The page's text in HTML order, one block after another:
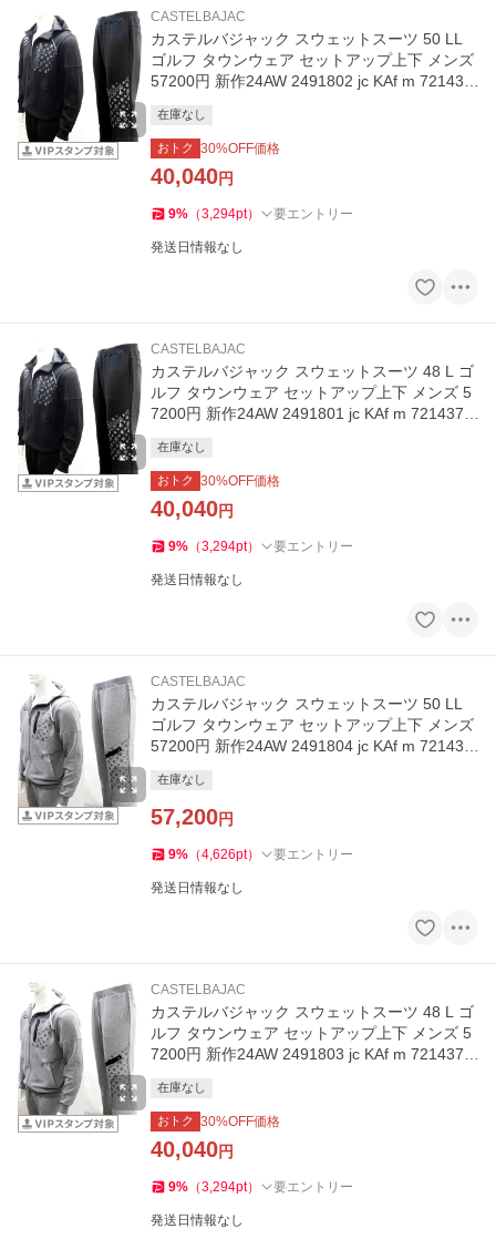
CASTELBAJAC
カステルバジャック スウェットスーツ 50 LL
ゴルフ タウンウェア セットアップ上下 メンズ
57200円 新作24AW 2491802 jc KAf m 721437
在庫なし
おトク 30%OFF価格
40,040円
9% （3,294pt） 要エントリー
発送日情報なし
CASTELBAJAC
カステルバジャック スウェットスーツ 48 L ゴ
ルフ タウンウェア セットアップ上下 メンズ 5
7200円 新作24AW 2491801 jc KAf m 7214379
在庫なし
おトク 30%OFF価格
40,040円
9% （3,294pt） 要エントリー
発送日情報なし
CASTELBAJAC
カステルバジャック スウェットスーツ 50 LL
ゴルフ タウンウェア セットアップ上下 メンズ
57200円 新作24AW 2491804 jc KAf m 721437
在庫なし
57,200円
9% （4,626pt） 要エントリー
発送日情報なし
CASTELBAJAC
カステルバジャック スウェットスーツ 48 L ゴ
ルフ タウンウェア セットアップ上下 メンズ 5
7200円 新作24AW 2491803 jc KAf m 7214379
在庫なし
おトク 30%OFF価格
40,040円
9% （3,294pt） 要エントリー
発送日情報なし